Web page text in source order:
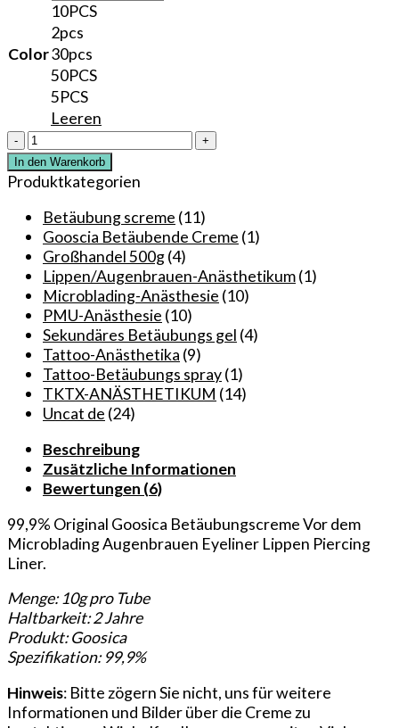
Color
10PCS
2pcs
30pcs
50PCS
5PCS
Leeren
Goosicas
99,9%
originale
Betäubungscreme
ist
das
beste
Produkt
für
Permanent
Make-
up
Verfahren
wie
Microblading,
Eyeliner,
Lippen
und
Liner.
Jede
Tube
enthält
10g
der
Creme
mit
einer
Haltbarkeit
In den Warenkorb
Produktkategorien
Betäubung screme (11)
Gooscia Betäubende Creme (1)
Großhandel 500g(4)
Lippen/Augenbrauen-Anästhetikum(1)
Microblading-Anästhesie (10)
PMU-Anästhesie (10)
Sekundäres Betäubungs gel (4)
Tattoo-Anästhetika (9)
Tattoo-Betäubungs spray(1)
TKTX-ANÄSTHETIKUM (14)
Uncat de (24)
Beschreibung
Zusätzliche Informationen
Bewertungen (6)
99,9% Original Goosica Betäubungscreme Vor dem
Microblading Augenbrauen Eyeliner Lippen Piercing
Liner.
Menge: 10g pro Tube
Haltbarkeit: 2 Jahre
Produkt: Goosica
Spezifikation: 99,9%
Hinweis: Bitte zögern Sie nicht, uns für weitere
Informationen und Bilder über die Creme zu